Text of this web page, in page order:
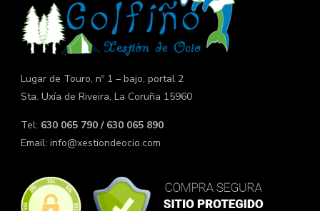
Lugar de Touro, nº 1 – bajo, portal 2
Sta. Uxía de Riveira, La Coruña 15960
Tel: 630 065 790 / 630 065 890
Email: info@xestiondeocio.com